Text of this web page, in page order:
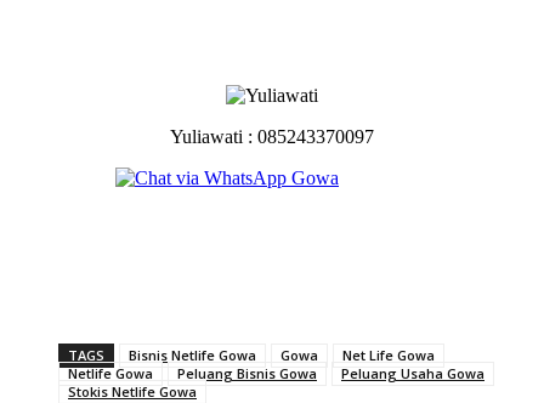
Yuliawati : 085243370097
TAGS Bisnis Netlife Gowa Gowa
Net Life Gowa
Netlife Gowa
Peluang Bisnis Gowa
Peluang Usaha Gowa
Stokis Netlife Gowa